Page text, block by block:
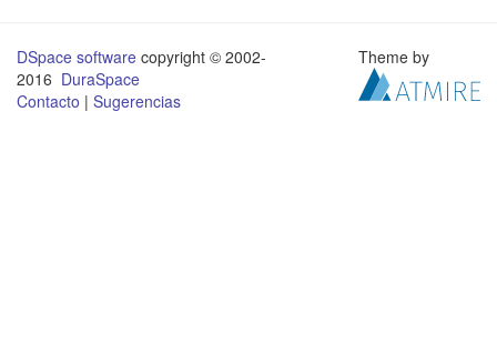
DSpace software copyright © 2002-
2016 DuraSpace
Contacto | Sugerencias
Theme by